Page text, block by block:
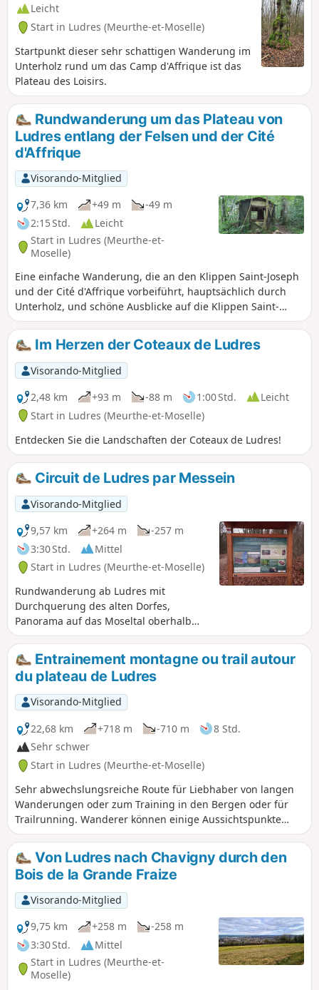
teilweise steilen Aufstiegen. Route aktualisiert im Dezember
2025.
Leicht
Start in Ludres (Meurthe-et-Moselle)
Startpunkt dieser sehr schattigen Wanderung im
Unterholz rund um das Camp d'Affrique ist das
Plateau des Loisirs.
Rundwanderung um das Plateau von
Ludres entlang der Felsen und der Cité
d'Affrique
Visorando-Mitglied
7,36 km
+49 m
-49 m
2:15 Std.
Leicht
Start in Ludres (Meurthe-et-
Moselle)
Eine einfache Wanderung, die an den Klippen Saint-Joseph
und der Cité d'Affrique vorbeiführt, hauptsächlich durch
Unterholz, und schöne Ausblicke auf die Klippen Saint-
Joseph und das Moseltal bietet. Außerdem können Sie die
Überreste der Cité (auch Camp genannt) d'Affique
besichtigen, einer gallischen Ausgrabungsstätte aus der
frühen Eisenzeit um 500 v. Chr. Empfohlene App: Visorando.
Im Herzen der Coteaux de Ludres
Visorando-Mitglied
2,48 km
+93 m -88 m 1:00 Std.
Leicht
Start in Ludres (Meurthe-et-Moselle)
Entdecken Sie die Landschaften der Coteaux de Ludres!
Circuit de Ludres par Messein
Visorando-Mitglied
9,57 km
+264 m
-257 m
3:30 Std.
Mittel
Start in Ludres (Meurthe-et-Moselle)
Rundwanderung ab Ludres mit
Durchquerung des alten Dorfes,
Panorama auf das Moseltal oberhalb
von Messein und Durchquerung der
Cité d'Affrique (Camp Leuque). Ein
ruhiger Abschnitt auf dem Plateau, aber
auch einige steile Passagen. Die Strecke
ist auf Höhenunterschiede ausgelegt
(gut geeignet für Nordic Walking), aber
es gibt Ausweichmöglichkeiten. Die
Strecke wird Ende 2025 geändert, um
zuvor abgegebene Stellungnahmen zu
berücksichtigen.
Entrainement montagne ou trail autour
du plateau de Ludres
Visorando-Mitglied
22,68 km
+718 m -710 m
8 Std.
Sehr schwer
Start in Ludres (Meurthe-et-Moselle)
Sehr abwechslungsreiche Route für Liebhaber von langen
Wanderungen oder zum Training in den Bergen oder für
Trailrunning. Wanderer können einige Aussichtspunkte
genießen und Trailrunner profitieren vom Wechsel
zwischen flachen Abschnitten und steilen Hängen. Die
Route ist so konzipiert, dass sie für diese Region ein relativ
hohes Verhältnis von positivem Höhenunterschied zu Länge
aufweist. Bei Bedarf sind zahlreiche Abkürzungen
möglich.Aktualisiert im Dezember 2025.
Von Ludres nach Chavigny durch den
Bois de la Grande Fraize
Visorando-Mitglied
9,75 km
+258 m
-258 m
3:30 Std.
Mittel
Start in Ludres (Meurthe-et-
Moselle)